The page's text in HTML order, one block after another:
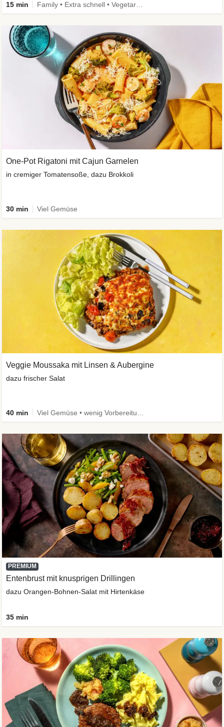
15 min
One-Pot Rigatoni mit Cajun Garnelen
in cremiger Tomatensoße, dazu Brokkoli
30 min Viel Gemüse
Veggie Moussaka mit Linsen & Aubergine
dazu frischer Salat
40 min
PREMIUM
Entenbrust mit knusprigen Drillingen
dazu Orangen-Bohnen-Salat mit Hirtenkäse
35 min